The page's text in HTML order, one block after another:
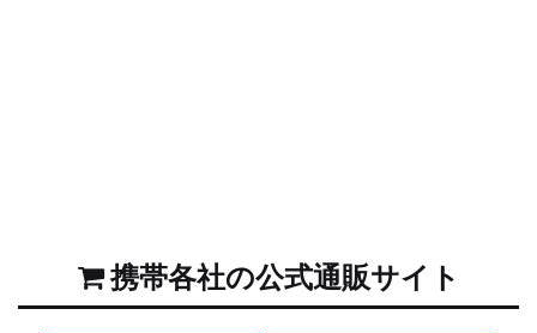
携帯各社の公式通販サイト